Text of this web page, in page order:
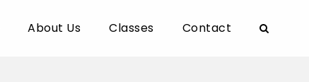
About Us Classes Contact